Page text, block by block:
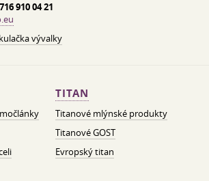
910 04 21
vývalky
TITAN
Titanové mlýnské produkty
Titanové GOST
Evropský titan